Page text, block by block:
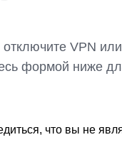
VPN или
формой ниже
что вы не